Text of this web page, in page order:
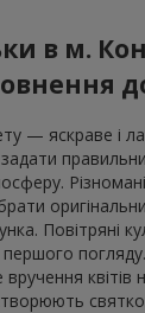
в м.
— яскраве і
Повітряні
першого
квітів